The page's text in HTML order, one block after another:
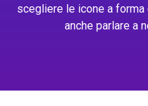
scegliere le icone a
anche parlare a